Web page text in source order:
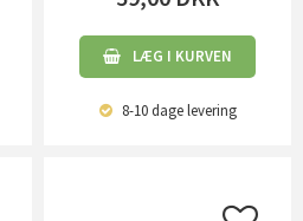
LÆG I KURVEN
8-10 dagelevering